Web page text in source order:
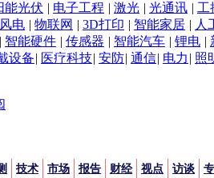
能光伏 | 电子工程 | 激光 | 光通讯 | 工
风电 | 物联网 | 3D打印 | 智能家居 | 人
| 智能硬件 | 传感器 | 智能汽车 | 锂电 |
设备| 医疗科技| 安防| 通信| 电力 | 照
技术 市场 报告 财经 视点 访谈